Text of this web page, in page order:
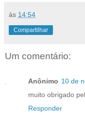
às 14:54
Compartilhar
Um comentário:
Anônimo 10 de
muito obrigado
Responder